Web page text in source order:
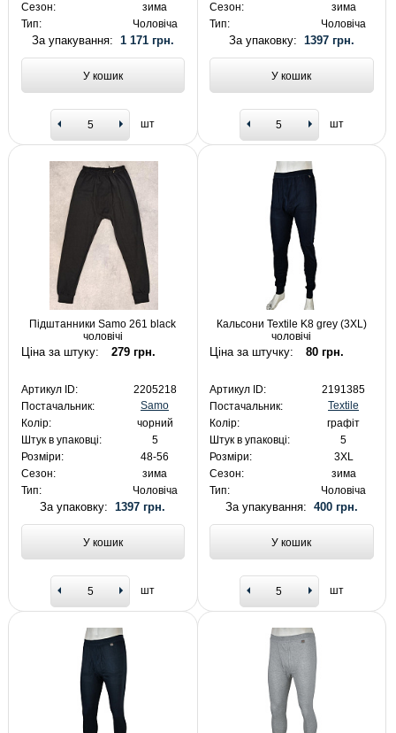
Сезон:
зима
Тип:
Чоловіча
За упакування: 1 171 грн.
У кошик
шт
Сезон:
зима
Тип:
Чоловіча
За упаковку: 1397 грн.
У кошик
шт
Підштанники Samo 261 black
чоловічі
Ціна за штуку: 279 грн.
Артикул ID:
2205218
Постачальник:
Samo
Колір:
чорний
Штук в упаковці:
5
Розміри:
48-56
Сезон:
зима
Тип:
Чоловіча
За упаковку:1397 грн.
У кошик
шт
Кальсони Textile K8 grey (3XL)
чоловічі
Ціна за штучку: 80 грн.
Артикул ID:
2191385
Постачальник:
Textile
Колір:
графіт
Штук в упаковці:
5
Розміри:
3XL
Сезон:
зима
Тип:
Чоловіча
За упакування: 400 грн.
У кошик
шт